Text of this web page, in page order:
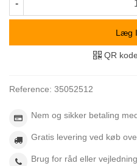
-
Læg
QR kode
Reference: 35052512
Nem og sikker betaling
Gratis levering ved køb
Brug for råd eller